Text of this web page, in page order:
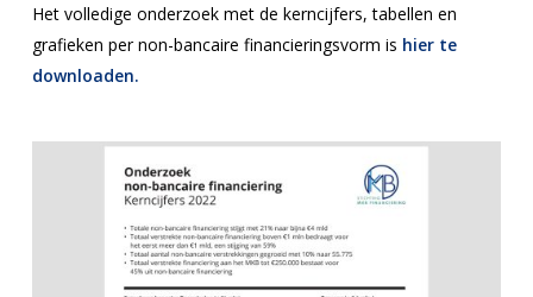
Het volledige onderzoek met de kerncijfers, tabellen en
grafieken per non-bancaire financieringsvorm is hier te
downloaden.